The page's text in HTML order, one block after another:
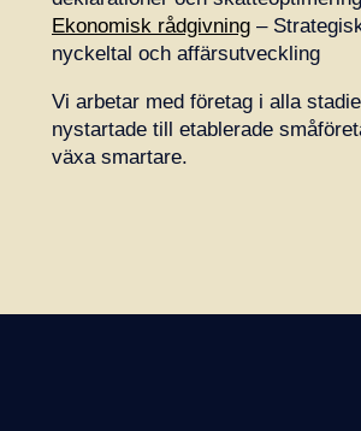
Ekonomisk rådgivning –
nyckeltal och affärsutveckling
Vi arbetar med företag i alla
nystartade till etablerade
växa smartare.